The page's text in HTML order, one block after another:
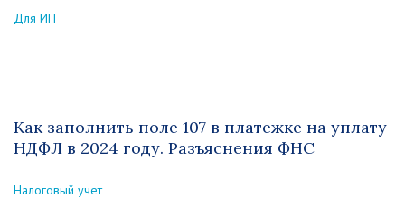
Для ИП
Как заполнить поле 107 в платежке на уплату
НДФЛ в 2024 году. Разъяснения ФНС
Налоговый учет